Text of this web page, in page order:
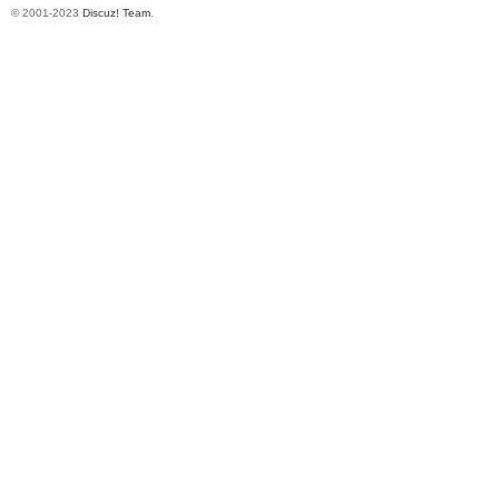
© 2001-2023 Discuz! Team